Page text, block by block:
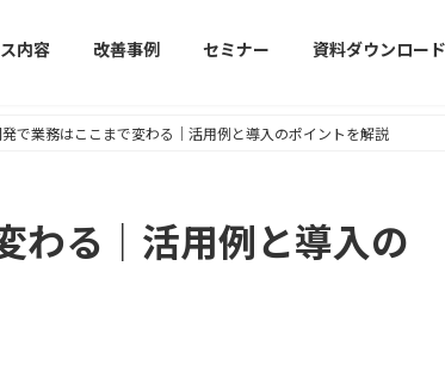
内容 改善事例 セミナー 資料ダウンロード
発で業務はここまで変わる｜活用例と導入のポイントを解説
わる｜活用例と導入の